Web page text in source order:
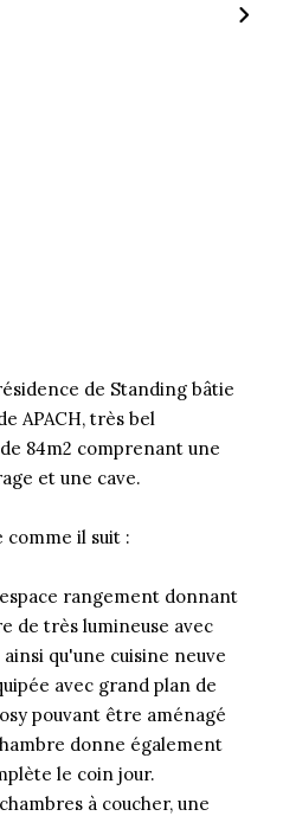
de Standing bâtie
APACH, très bel
84m2 comprenant une
et une cave.
comme il suit :
rangement donnant
de très lumineuse avec
qu'une cuisine neuve
avec grand plan de
pouvant être aménagé
donne également
le coin jour.
à coucher, une